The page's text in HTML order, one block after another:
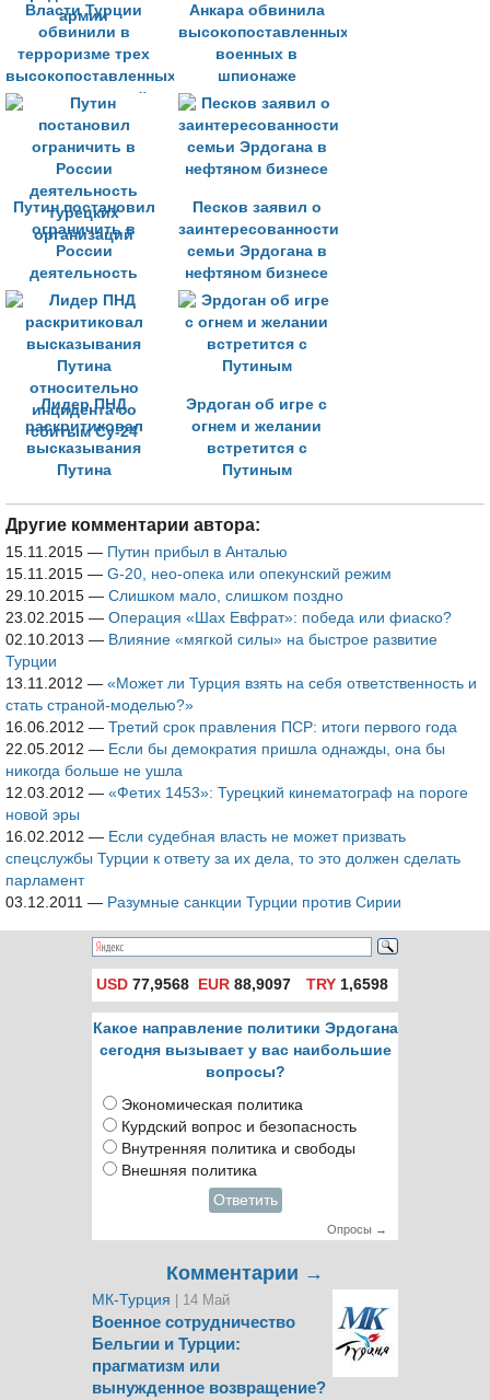
Власти Турции
обвинили в
терроризме трех
высокопоставленных
представителей
армии
Анкара обвинила
высокопоставленных
военных в
шпионаже
Путин постановил
ограничить в
России
деятельность
турецких
организаций
Песков заявил о
заинтересованности
семьи Эрдогана в
нефтяном бизнесе
Лидер ПНД
раскритиковал
высказывания
Путина
сбитым Су-24
Эрдоган об игре с
огнем и желании
встретится с
Путиным
Другие комментарии автора:
15.11.2015 — Путин прибыл в Анталью
15.11.2015 — G-20, нео-опека или опекунский режим
29.10.2015 — Слишком мало, слишком поздно
23.02.2015 — Операция «Шах Евфрат»: победа или фиаско?
02.10.2013 — Влияние «мягкой силы» на быстрое развитие
Турции
13.11.2012 — «Может ли Турция взять на себя ответственность и
стать страной-моделью?»
16.06.2012 — Третий срок правления ПСР: итоги первого года
22.05.2012 — Если бы демократия пришла однажды, она бы
никогда больше не ушла
12.03.2012 — «Фетих 1453»: Турецкий кинематограф на пороге
новой эры
16.02.2012 — Если судебная власть не может призвать
спецслужбы Турции к ответу за их дела, то это должен сделать
парламент
03.12.2011 — Разумные санкции Турции против Сирии
USD 77,9568 EUR 88,9097 TRY1,6598
Какое направление политики Эрдогана
сегодня вызывает у вас наибольшие
вопросы?
Экономическая политика
Курдский вопрос и безопасность
Внутренняя политика и свободы
Внешняя политика
Ответить
Опросы →
Комментарии →
МК-Турция | 14 Май
Военное сотрудничество
Бельгии и Турции:
прагматизм или
вынужденное возвращение?